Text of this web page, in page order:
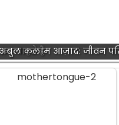
चाहते हैं
अबुल कलाम आज़ाद: जीवन